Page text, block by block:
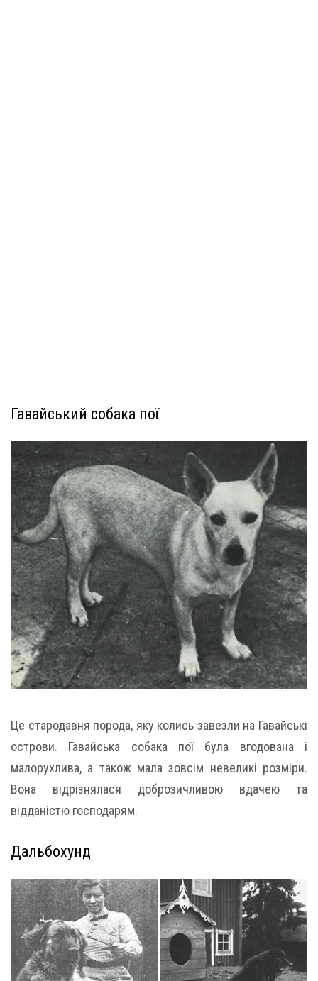
Гавайський собака пої
Це стародавня порода, яку колись завезли на Гавайські
острови. Гавайська собака пої була вгодована і
малорухлива, а також мала зовсім невеликі розміри.
Вона відрізнялася доброзичливою вдачею та
відданістю господарям.
Дальбохунд